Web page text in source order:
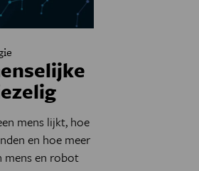
mens lijkt, hoe
en hoe meer
mens en robot